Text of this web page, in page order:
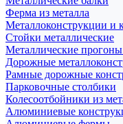
Ферма из металла
Металлоконструкции и
Стойки металлические
Металлические прогоны
Дорожные
Рамные дорожные
Парковочные столбики
Колесоотбойники из
Алюминиевые